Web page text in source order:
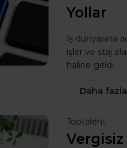
Yollar
İş dünyasına
işler ve staj
haline geldi.
Daha
Toptalent